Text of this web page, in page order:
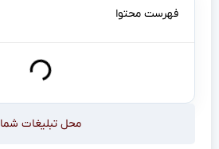
فهرست محتوا
محل تبلیغات شما